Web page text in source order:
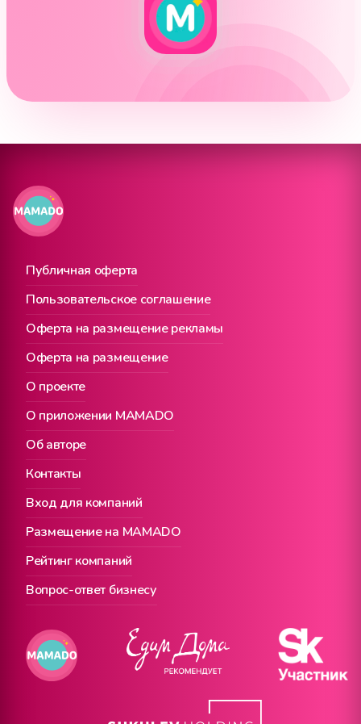
Публичная оферта
О проекте
Вход для компаний
Пользовательское соглашение
О приложении MAMADO
Размещение на MAMADO
Оферта на размещение рекламы
Об авторе
Рейтинг компаний
Оферта на размещение
Контакты
Вопрос-ответ бизнесу